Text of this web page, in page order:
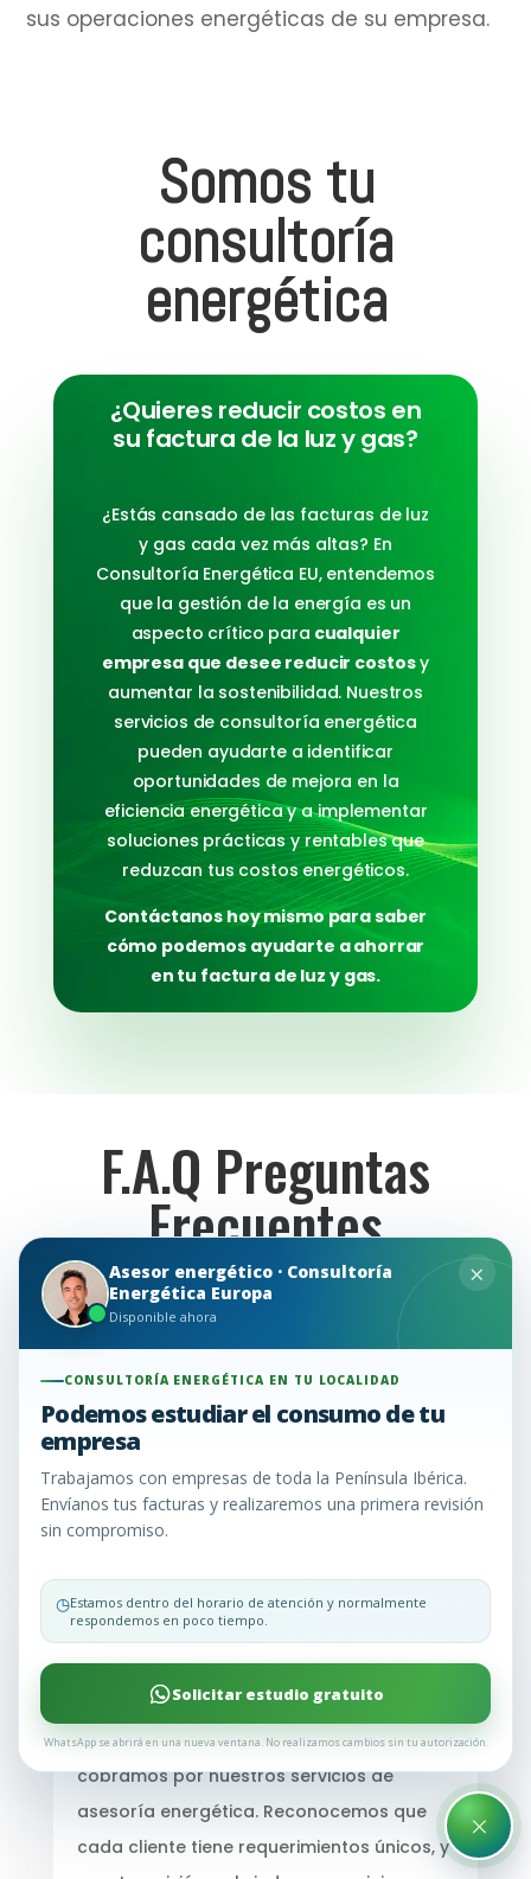
sus operaciones energéticas de su empresa.
Somos tu
consultoría
energética
¿Quieres reducir costos en
su factura de la luz y gas?
¿Estás cansado de las facturas de luz
y gas cada vez más altas? En
Consultoría Energética EU, entendemos
que la gestión de la energía es un
aspecto crítico para cualquier
empresa que desee reducir costosy
aumentar la sostenibilidad. Nuestros
servicios de consultoría energética
pueden ayudarte a identificar
oportunidades de mejora en la
eficiencia energética y a implementar
soluciones prácticas y rentables que
reduzcan tus costos energéticos.
Contáctanos hoy mismo para saber
cómo podemos ayudarte a ahorrar
en tu factura de luz y gas.
F.A.Q Preguntas
Frecuentes
En Consultoría Energética EU, entendemos que la
consultoría energética puede generar una serie
de dudas. Para aclararlas y brindarte la
información que necesitas, hemos recopilado las
preguntas más comunes que nuestros clientes
nos hacen. Aquí encontrarás respuestas claras y
concisas para ayudarte a tomar decisiones
informadas sobre la gestión de tu energía.
¿Sigues teniendo dudas? Llámanos y te lo
realizamos?
No, en Consultoría Energética EU, no te
cobramos por nuestros servicios de
asesoría energética. Reconocemos que
cada cliente tiene requerimientos únicos, y
Asesor energético · Consultoría
Energética Europa
Disponible ahora
×
CONSULTORÍA ENERGÉTICA EN TU LOCALIDAD
Podemos estudiar el consumo de tu
empresa
Trabajamos con empresas de toda la Península Ibérica.
Envíanos tus facturas y realizaremos una primera revisión
sin compromiso.
◷Estamos dentro del horario de atención y normalmente
respondemos en poco tiempo.
Solicitar estudio gratuito
WhatsApp se abrirá en una nueva ventana. No realizamos cambios sin tu autorización.
×